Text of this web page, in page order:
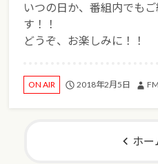
いつの日か、番組内でも
す！！
どうぞ、お楽しみに！！
ON AIR 2018年2月5日
ホー